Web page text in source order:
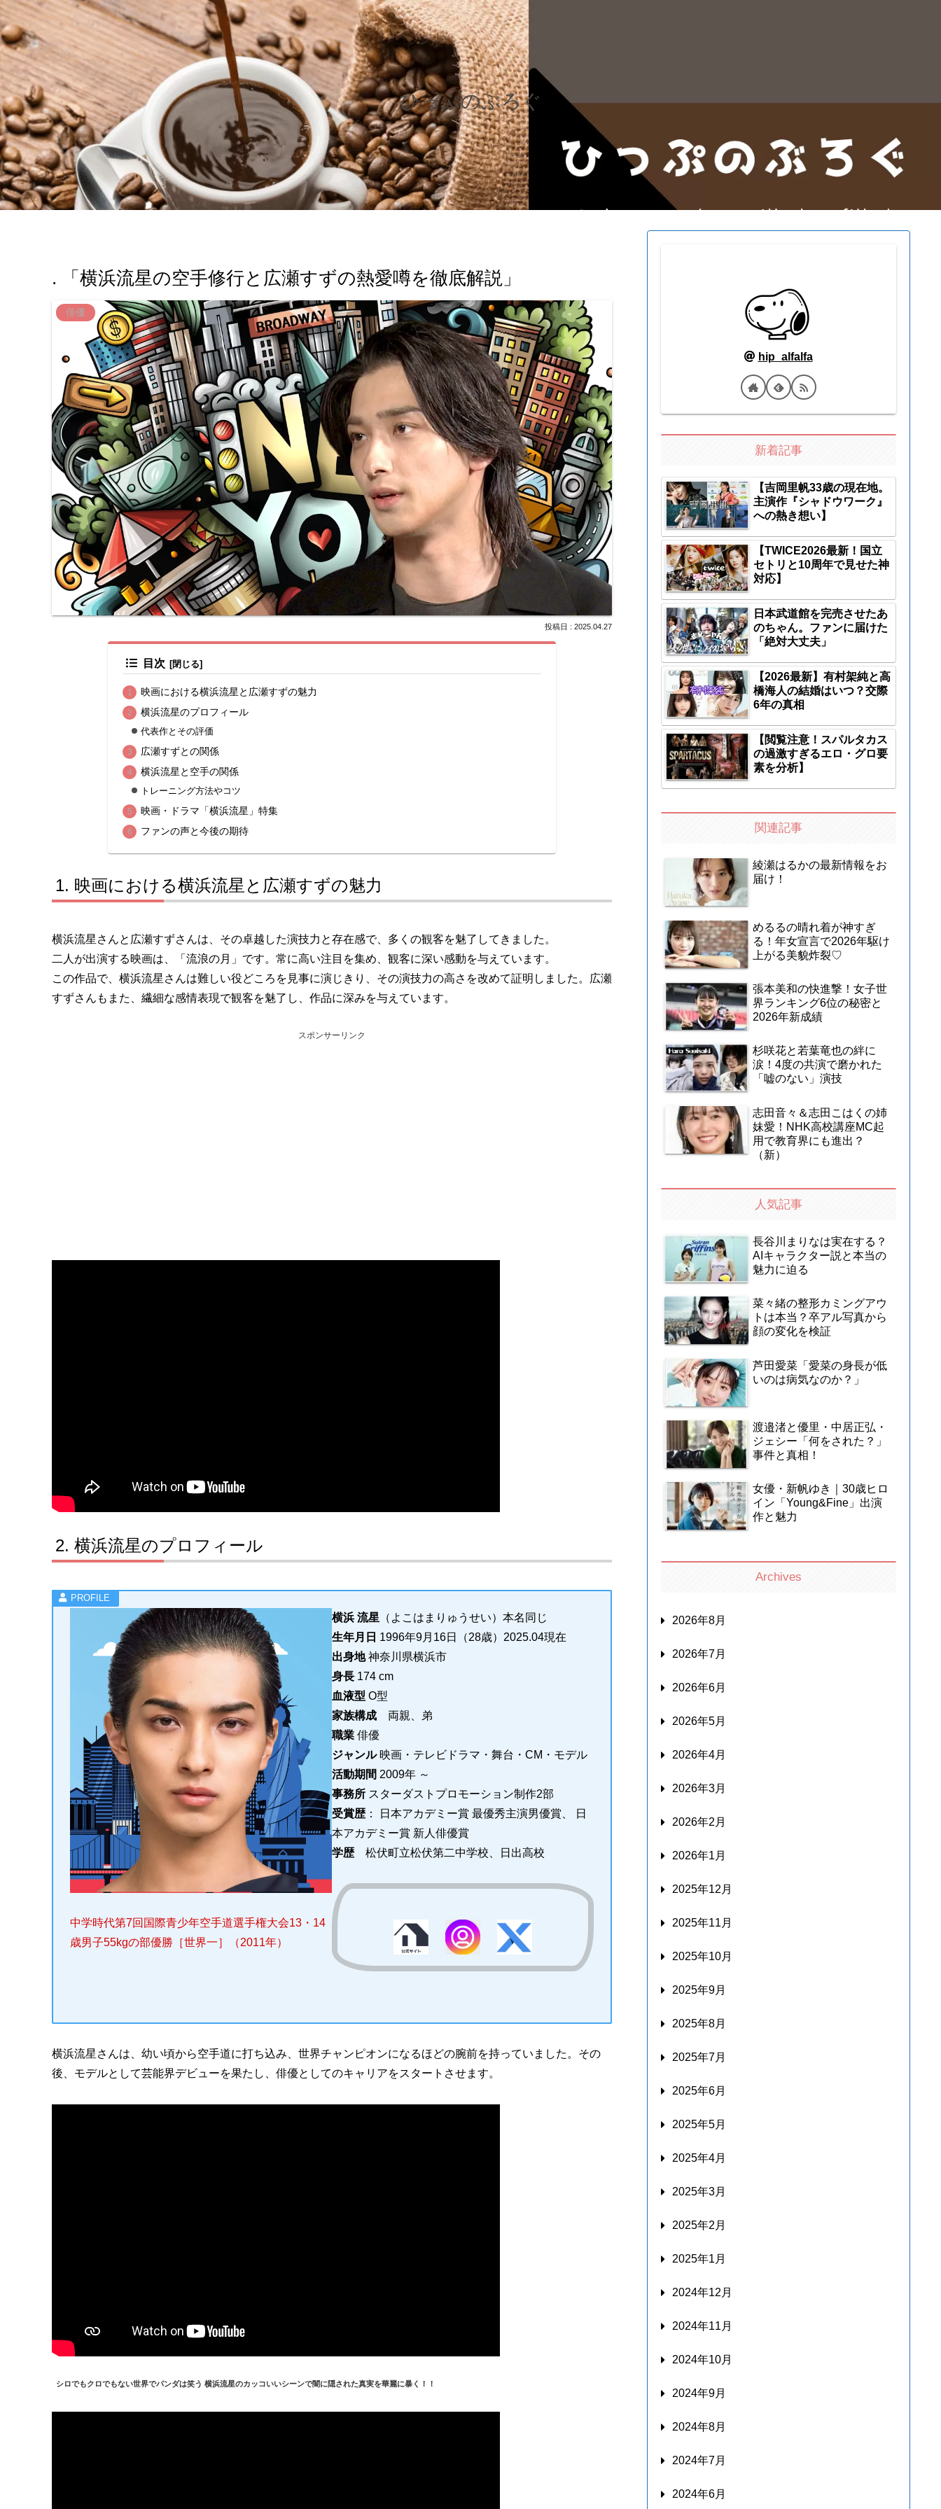
ひっぷのぶろぐ
. 「横浜流星の空手修行と広瀬すずの熱愛噂を徹底解説」
俳優
2025.04.27
目次
映画における横浜流星と広瀬すずの魅力
横浜流星のプロフィール
代表作とその評価
広瀬すずとの関係
横浜流星と空手の関係
トレーニング方法やコツ
映画・ドラマ「横浜流星」特集
ファンの声と今後の期待
映画における横浜流星と広瀬すずの魅力
横浜流星さんと広瀬すずさんは、その卓越した演技力と存在感で、多くの観客を魅了してきました。
二人が出演する映画は、「流浪の月」です。常に高い注目を集め、観客に深い感動を与えています。
この作品で、横浜流星さんは難しい役どころを見事に演じきり、その演技力の高さを改めて証明しました。広瀬
すずさんもまた、繊細な感情表現で観客を魅了し、作品に深みを与えています。
スポンサーリンク
横浜流星のプロフィール
中学時代第7回国際青少年空手道選手権大会13・14
歳男子55kgの部優勝［世界一］（2011年）
横浜 流星 （よこはまりゅうせい）本名同じ
生年月日 1996年9月16日（28歳）2025.04現在
出身地神奈川県横浜市
身長 174 cm
血液型 O型
家族構成 両親、弟
職業 俳優
ジャンル映画・テレビドラマ・舞台・CM・モデル
活動期間 2009年 ～
事務所 スターダストプロモーション制作2部
受賞歴： 日本アカデミー賞 最優秀主演男優賞、 日
本アカデミー賞 新人俳優賞
学歴松伏町立松伏第二中学校、日出高校
横浜流星さんは、幼い頃から空手道に打ち込み、世界チャンピオンになるほどの腕前を持っていました。その
後、モデルとして芸能界デビューを果たし、俳優としてのキャリアをスタートさせます。
シロでもクロでもない世界でパンダは笑う 横浜流星のカッコいいシーンで闇に隠された真実を華麗に暴く！！
hip_alfalfa
新着記事
【吉岡里帆33歳の現在地。
主演作『シャドウワーク』
への熱き想い】
【TWICE2026最新！国立
セトリと10周年で見せた神
対応】
日本武道館を完売させたあ
のちゃん。ファンに届けた
「絶対大丈夫」
【2026最新】有村架純と高
橋海人の結婚はいつ？交際
6年の真相
【閲覧注意！スパルタカス
の過激すぎるエロ・グロ要
素を分析】
関連記事
綾瀬はるかの最新情報をお
届け！
めるるの晴れ着が神すぎ
る！年女宣言で2026年駆け
上がる美貌炸裂♡
張本美和の快進撃！女子世
界ランキング6位の秘密と
2026年新成績
杉咲花と若葉竜也の絆に
涙！4度の共演で磨かれた
「嘘のない」演技
志田音々＆志田こはくの姉
妹愛！NHK高校講座MC起
用で教育界にも進出？
（新）
人気記事
長谷川まりなは実在する？
AIキャラクター説と本当の
魅力に迫る
菜々緒の整形カミングアウ
トは本当？卒アル写真から
顔の変化を検証
芦田愛菜「愛菜の身長が低
いのは病気なのか？」
渡邉渚と優里・中居正弘・
ジェシー「何をされた？」
事件と真相！
女優・新帆ゆき｜30歳ヒロ
イン「Young&Fine」出演
作と魅力
Archives
2026年8月
2026年7月
2026年6月
2026年5月
2026年4月
2026年3月
2026年2月
2026年1月
2025年12月
2025年11月
2025年10月
2025年9月
2025年8月
2025年7月
2025年6月
2025年5月
2025年4月
2025年3月
2025年2月
2025年1月
2024年12月
2024年11月
2024年10月
2024年9月
2024年8月
2024年7月
2024年6月